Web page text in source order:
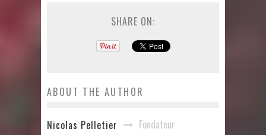
SHARE ON:
ABOUT THE AUTHOR
Nicolas Pelletier Fondateur